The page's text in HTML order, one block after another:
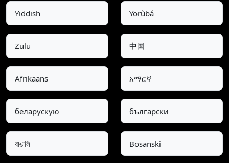
Yiddish Yorùbá
Zulu 中国
Afrikaans አማርኛ
беларускую български
বাঙালি Bosanski